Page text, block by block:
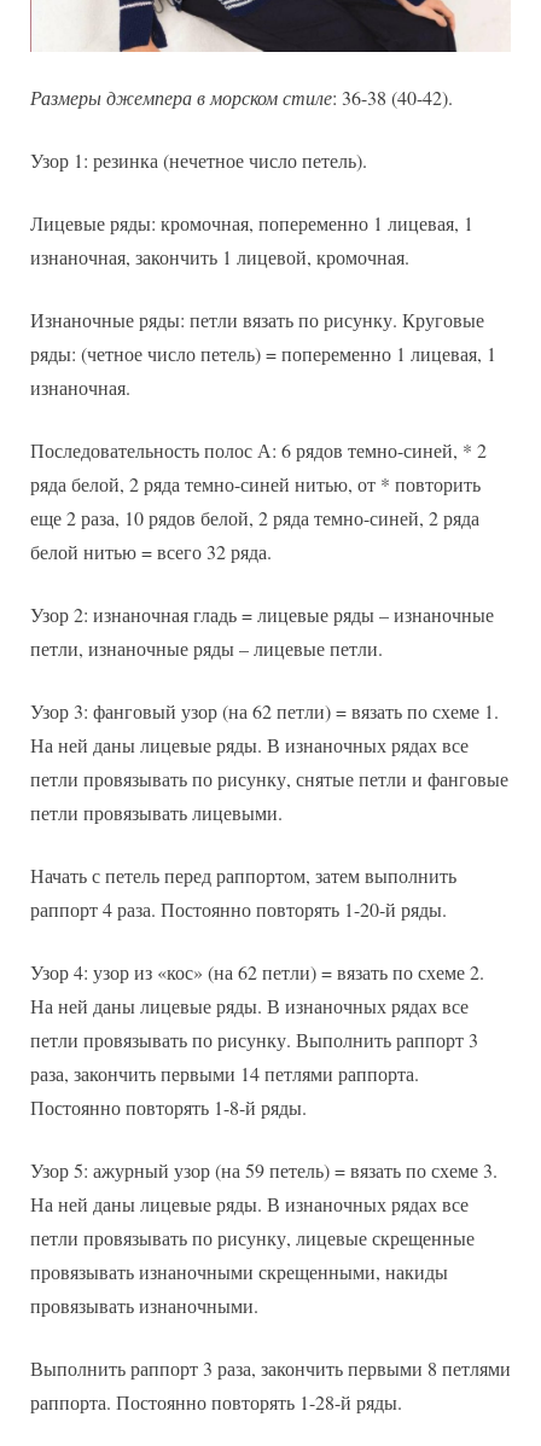
Размеры джемпера в морском стиле: 36-38 (40-42).
Узор 1: резинка (нечетное число петель).
Лицевые ряды: кромочная, попеременно 1 лицевая, 1
изнаночная, закончить 1 лицевой, кромочная.
Изнаночные ряды: петли вязать по рисунку. Круговые
ряды: (четное число петель) = попеременно 1 лицевая, 1
изнаночная.
Последовательность полос А: 6 рядов темно-синей, * 2
ряда белой, 2 ряда темно-синей нитью, от * повторить
еще 2 раза, 10 рядов белой, 2 ряда темно-синей, 2 ряда
белой нитью = всего 32 ряда.
Узор 2: изнаночная гладь = лицевые ряды – изнаночные
петли, изнаночные ряды – лицевые петли.
Узор 3: фанговый узор (на 62 петли) = вязать по схеме 1.
На ней даны лицевые ряды. В изнаночных рядах все
петли провязывать по рисунку, снятые петли и фанговые
петли провязывать лицевыми.
Начать с петель перед раппортом, затем выполнить
раппорт 4 раза. Постоянно повторять 1-20-й ряды.
Узор 4: узор из «кос» (на 62 петли) = вязать по схеме 2.
На ней даны лицевые ряды. В изнаночных рядах все
петли провязывать по рисунку. Выполнить раппорт 3
раза, закончить первыми 14 петлями раппорта.
Постоянно повторять 1-8-й ряды.
Узор 5: ажурный узор (на 59 петель) = вязать по схеме 3.
На ней даны лицевые ряды. В изнаночных рядах все
петли провязывать по рисунку, лицевые скрещенные
провязывать изнаночными скрещенными, накиды
провязывать изнаночными.
Выполнить раппорт 3 раза, закончить первыми 8 петлями
раппорта. Постоянно повторять 1-28-й ряды.